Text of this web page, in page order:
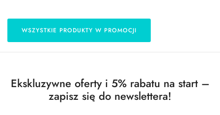
WSZYSTKIE PRODUKTY W PROMOCJI
Ekskluzywne oferty i 5% rabatu na start –
zapisz się do newslettera!